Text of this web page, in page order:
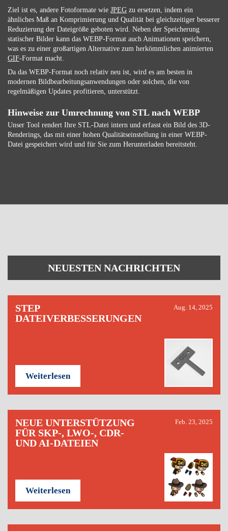
Ziel ist es, andere Fotoformate wie JPEG zu ersetzen, indem ein
ähnliches Maß an Komprimierung und Qualität bei gleichzeitiger besserer
Reduzierung der Dateigröße geboten wird. Neben der Speicherung
statischer Bilder kann das WEBP-Format auch Animationen speichern,
was es zu einer großartigen Alternative zum herkömmlichen animierten
GIF-Format macht.
Da das WEBP-Format noch relativ neu ist, wird es am besten in
modernen Bildbearbeitungsanwendungen oder solchen, die von
regelmäßigen Updates profitieren, unterstützt.
Hinweise zur Umrechnung von STL nach WEBP
Unser Tool rendert Ihre STL-Datei intern und erfasst ein Bild des 3D-
Renderings, das mit einer hohen Qualitätseinstellung in einer WEBP-
Datei gespeichert wird und für Sie zum Herunterladen bereitsteht.
NEUESTEN NACHRICHTEN
STEP
DATEIVERBESSERUNGEN
Aug. 14, 2025
Weiterlesen
NEUE UNTERSTÜTZUNG
FÜR SKP-, LWO-, CDR-
UND AI-DATEIEN
Feb. 23, 2025
Weiterlesen